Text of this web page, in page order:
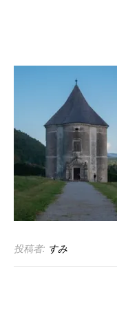
投稿者: すみ